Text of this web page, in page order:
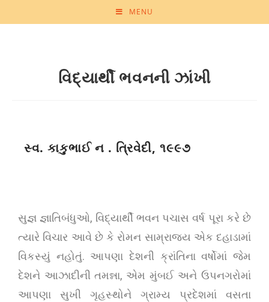
MENU
વિદ્યાર્થી ભવનની ઝાંખી
સ્વ. કાકુભાઈ ન . ત્રિવેદી, ૧૯૯૭
સુજ્ઞ જ્ઞાતિબંધુઓ, વિદ્યાર્થી ભવન પચાસ વર્ષ પૂરા કરે છે
ત્યારે વિચાર આવે છે કે રોમન સામ્રાજય એક દહાડામાં
વિકસ્યું નહોતું. આપણા દેશની ક્રાંતિના વર્ષોમાં જેમ
દેશને આઝાદીની તમન્ના, એમ મુંબઈ અને ઉપનગરોમાં
આપણા સુખી ગૃહસ્થોને ગ્રામ્ય પ્રદેશમાં વસતા